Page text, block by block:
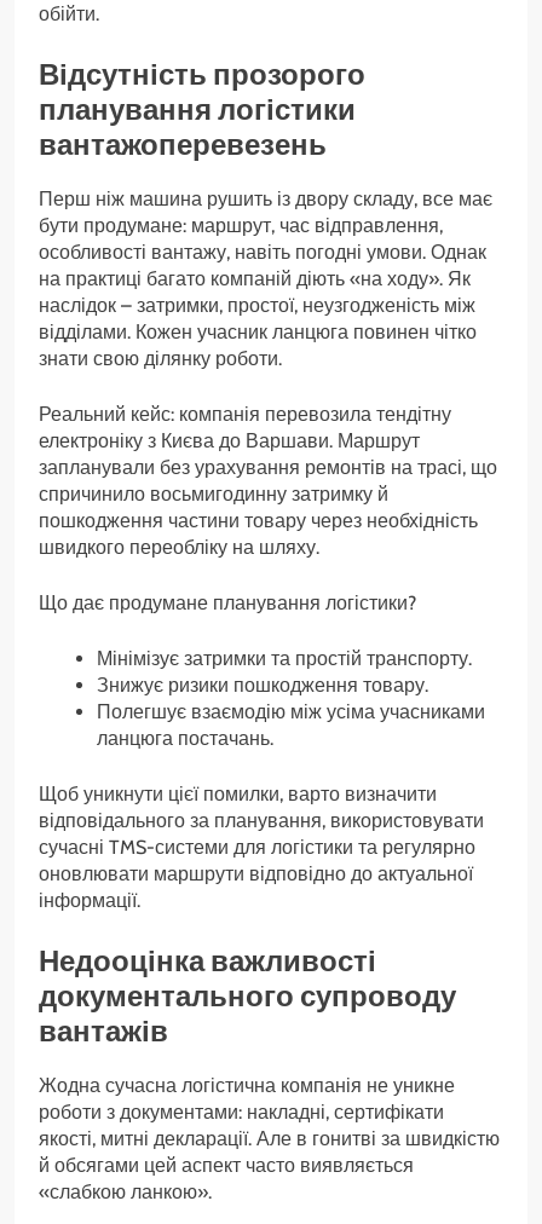
обійти.
Відсутність прозорого
планування логістики
вантажоперевезень
Перш ніж машина рушить із двору складу, все має
бути продумане: маршрут, час відправлення,
особливості вантажу, навіть погодні умови. Однак
на практиці багато компаній діють «на ходу». Як
наслідок – затримки, простої, неузгодженість між
відділами. Кожен учасник ланцюга повинен чітко
знати свою ділянку роботи.
Реальний кейс: компанія перевозила тендітну
електроніку з Києва до Варшави. Маршрут
запланували без урахування ремонтів на трасі, що
спричинило восьмигодинну затримку й
пошкодження частини товару через необхідність
швидкого переобліку на шляху.
Що дає продумане планування логістики?
Мінімізує затримки та простій транспорту.
Знижує ризики пошкодження товару.
Полегшує взаємодію між усіма учасниками
ланцюга постачань.
Щоб уникнути цієї помилки, варто визначити
відповідального за планування, використовувати
сучасні TMS-системи для логістики та регулярно
оновлювати маршрути відповідно до актуальної
інформації.
Недооцінка важливості
документального супроводу
вантажів
Жодна сучасна логістична компанія не уникне
роботи з документами: накладні, сертифікати
якості, митні декларації. Але в гонитві за швидкістю
й обсягами цей аспект часто виявляється
«слабкою ланкою».